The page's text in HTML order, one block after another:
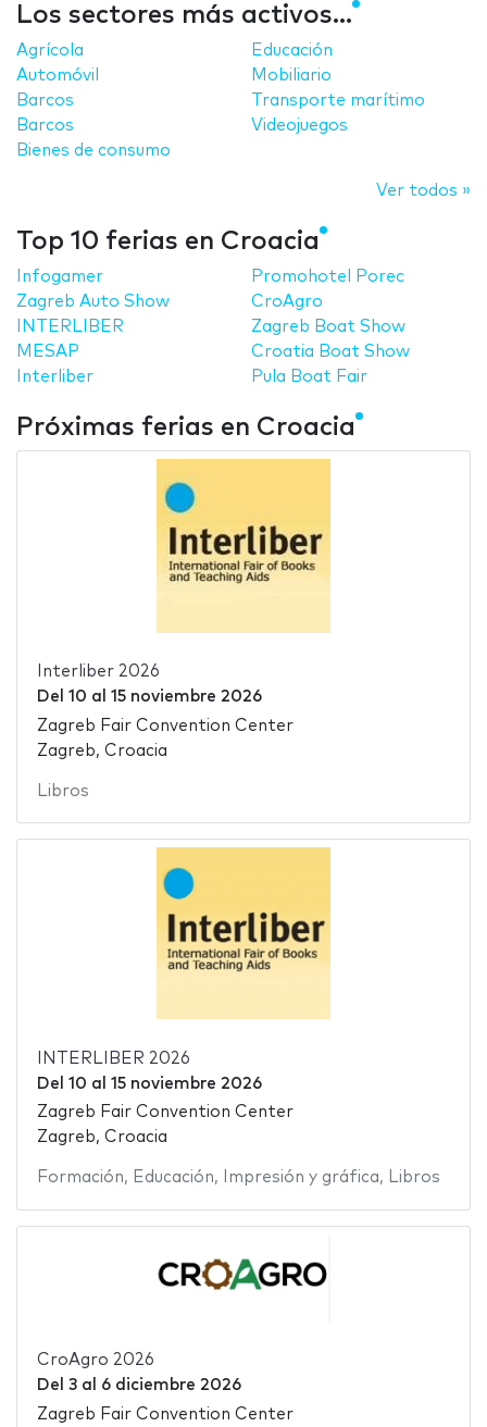
Los sectores más activos...
Agrícola
Automóvil
Barcos
Barcos
Bienes de consumo
Educación
Mobiliario
Transporte marítimo
Videojuegos
Ver todos »
Top 10 ferias en Croacia
Infogamer
Zagreb Auto Show
INTERLIBER
MESAP
Interliber
Promohotel Porec
CroAgro
Zagreb Boat Show
Croatia Boat Show
Pula Boat Fair
Próximas ferias en Croacia
Interliber 2026
Del 10 al 15 noviembre 2026
Zagreb Fair Convention Center
Zagreb, Croacia
Libros
INTERLIBER 2026
Del 10 al 15 noviembre 2026
Zagreb Fair Convention Center
Zagreb, Croacia
Formación, Educación, Impresión y gráfica, Libros
CroAgro 2026
Del 3al 6 diciembre 2026
Zagreb Fair Convention Center